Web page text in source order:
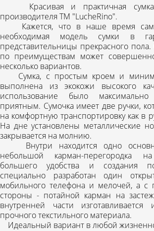
Красивая и практичная сумка
производителя ТМ "LucheRino".
Кажется, что в наше время
необходимая модель сумки в
представительницы прекрасного пола.
по преимуществам может
несколько вариантов.
Сумка, с простым кроем и
выполнена из экокожи высокого
использование было
приятным. Сумочка имеет две ручки,
на комфортную транспортировку как в
На дне установлены металлические
закрывается на молнию.
Внутри находится одно
небольшой карман-перегородка
большего удобства и создания
специально разработан один
мобильного телефона и мелочей, а с
стороны - потайной карман на
внутренней части изготавливается
прочного текстильного материала.
Идеальный вариант в любой